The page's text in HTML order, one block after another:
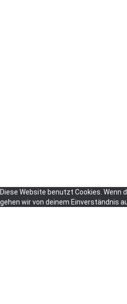
Diese Website benutzt Cookies. Wenn
gehen wir von deinem Einverständnis